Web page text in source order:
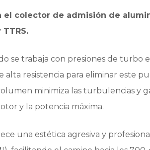
el colector de admisión de
se trabaja con presiones de turbo
resistencia para eliminar este
minimiza las turbulencias y
y la potencia máxima.
una estética agresiva y